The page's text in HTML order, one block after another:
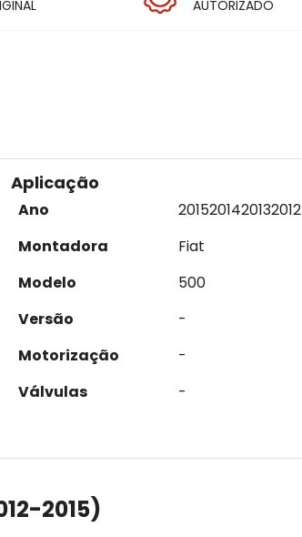
AUTORIZADO
Aplicação
Ano 2015201420132012
Montadora
Fiat
Modelo
500
Versão
-
Motorização
-
Válvulas
-
2015)